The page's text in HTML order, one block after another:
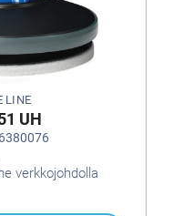
LINE
UH
verkkojohdolla